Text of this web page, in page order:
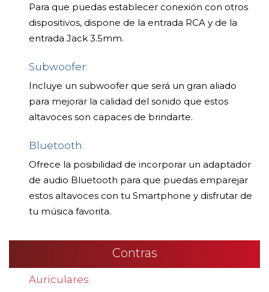
Para que puedas establecer conexión con otros
dispositivos, dispone de la entrada RCA y de la
entrada Jack 3.5mm.
Subwoofer:
Incluye un subwoofer que será un gran aliado
para mejorar la calidad del sonido que estos
altavoces son capaces de brindarte.
Bluetooth:
Ofrece la posibilidad de incorporar un adaptador
de audio Bluetooth para que puedas emparejar
estos altavoces con tu Smartphone y disfrutar de
tu música favorita.
Contras
Auriculares: